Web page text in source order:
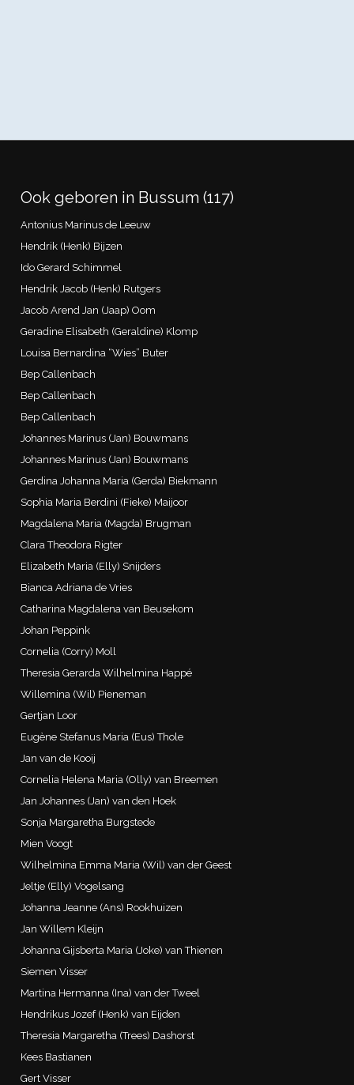
Ook geboren in Bussum (117)
Antonius Marinus de Leeuw
Hendrik (Henk) Bijzen
Ido Gerard Schimmel
Hendrik Jacob (Henk) Rutgers
Jacob Arend Jan (Jaap) Oom
Geradine Elisabeth (Geraldine) Klomp
Louisa Bernardina “Wies” Buter
Bep Callenbach
Bep Callenbach
Bep Callenbach
Johannes Marinus (Jan) Bouwmans
Johannes Marinus (Jan) Bouwmans
Gerdina Johanna Maria (Gerda) Biekmann
Sophia Maria Berdini (Fieke) Maijoor
Magdalena Maria (Magda) Brugman
Clara Theodora Rigter
Elizabeth Maria (Elly) Snijders
Bianca Adriana de Vries
Catharina Magdalena van Beusekom
Johan Peppink
Cornelia (Corry) Moll
Theresia Gerarda Wilhelmina Happé
Willemina (Wil) Pieneman
Gertjan Loor
Eugène Stefanus Maria (Eus) Thole
Jan van de Kooij
Cornelia Helena Maria (Olly) van Breemen
Jan Johannes (Jan) van den Hoek
Sonja Margaretha Burgstede
Mien Voogt
Wilhelmina Emma Maria (Wil) van der Geest
Jeltje (Elly) Vogelsang
Johanna Jeanne (Ans) Rookhuizen
Jan Willem Kleijn
Johanna Gijsberta Maria (Joke) van Thienen
Siemen Visser
Martina Hermanna (Ina) van der Tweel
Hendrikus Jozef (Henk) van Eijden
Theresia Margaretha (Trees) Dashorst
Kees Bastianen
Gert Visser